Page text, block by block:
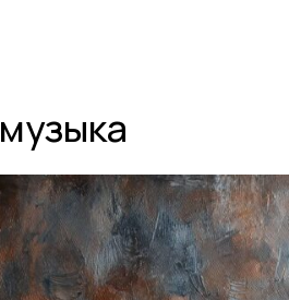
музыка